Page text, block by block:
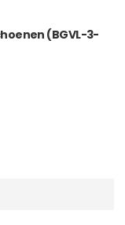
(BGVL-3-